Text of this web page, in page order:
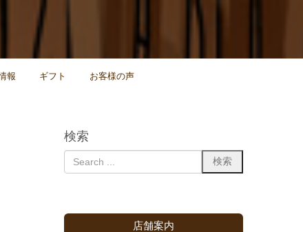
報 ギフト お客様の声
検索
店舗案内